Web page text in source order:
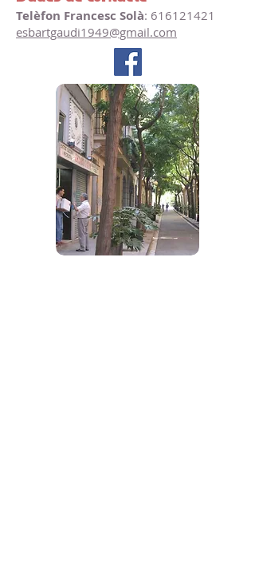
Telèfon Francesc Solà: 616121421
esbartgaudi1949@gmail.com